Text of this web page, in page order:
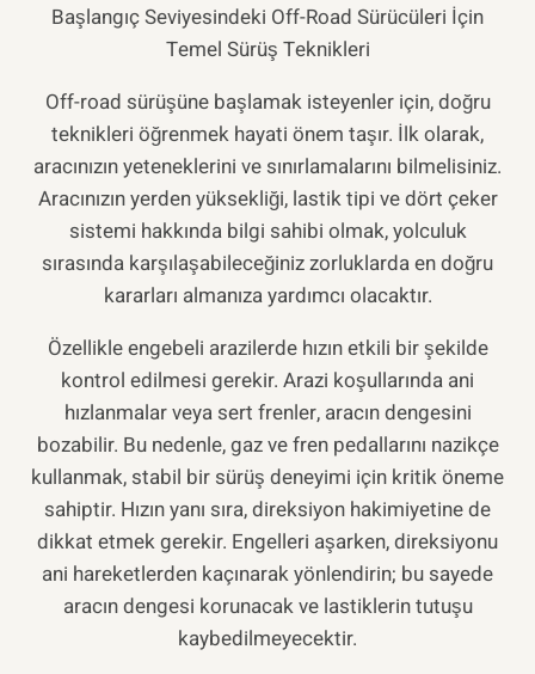
Başlangıç Seviyesindeki Off-Road Sürücüleri İçin
Temel Sürüş Teknikleri
Off-road sürüşüne başlamak isteyenler için, doğru
teknikleri öğrenmek hayati önem taşır. İlk olarak,
aracınızın yeteneklerini ve sınırlamalarını bilmelisiniz.
Aracınızın yerden yüksekliği, lastik tipi ve dört çeker
sistemi hakkında bilgi sahibi olmak, yolculuk
sırasında karşılaşabileceğiniz zorluklarda en doğru
kararları almanıza yardımcı olacaktır.
Özellikle engebeli arazilerde hızın etkili bir şekilde
kontrol edilmesi gerekir. Arazi koşullarında ani
hızlanmalar veya sert frenler, aracın dengesini
bozabilir. Bu nedenle, gaz ve fren pedallarını nazikçe
kullanmak, stabil bir sürüş deneyimi için kritik öneme
sahiptir. Hızın yanı sıra, direksiyon hakimiyetine de
dikkat etmek gerekir. Engelleri aşarken, direksiyonu
ani hareketlerden kaçınarak yönlendirin; bu sayede
aracın dengesi korunacak ve lastiklerin tutuşu
kaybedilmeyecektir.